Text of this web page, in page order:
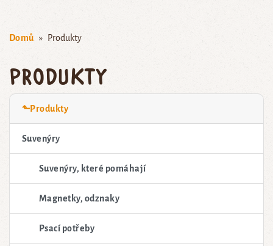
Domů Produkty
Produkty
⬑Produkty
Suvenýry
Suvenýry, které pomáhají
Magnetky, odznaky
Psací potřeby